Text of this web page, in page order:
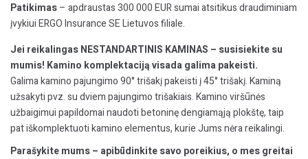
Patikimas– apdraustas 300 000 EUR sumai atsitikus draudiminiam
įvykiui ERGO Insurance SE Lietuvos filiale.
Jei reikalingas NESTANDARTINIS KAMINAS – susisiekite su
mumis! Kamino komplektaciją visada galima pakeisti.
Galima kamino pajungimo 90° trišakį pakeisti į 45° trišakį. Kaminą
užsakyti pvz. su dviem pajungimo trišakiais. Kamino viršūnės
užbaigimui papildomai naudoti betoninę dengiamąją plokštę, taip
pat iškomplektuoti kamino elementus, kurie Jums nėra reikalingi.
Parašykite mums – apibūdinkite savo poreikius, o mes greitai